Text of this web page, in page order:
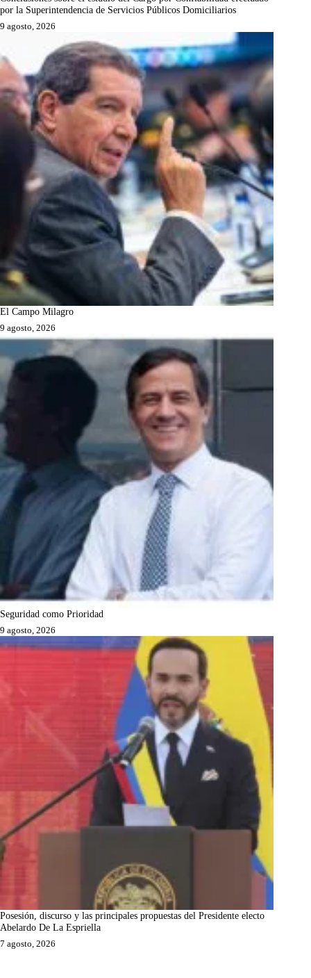
por la Superintendencia de Servicios Públicos Domiciliarios
9 agosto, 2026
El Campo Milagro
9 agosto, 2026
Seguridad como Prioridad
9 agosto, 2026
Posesión, discurso y las principales propuestas del Presidente electo
Abelardo De La Espriella
7 agosto, 2026